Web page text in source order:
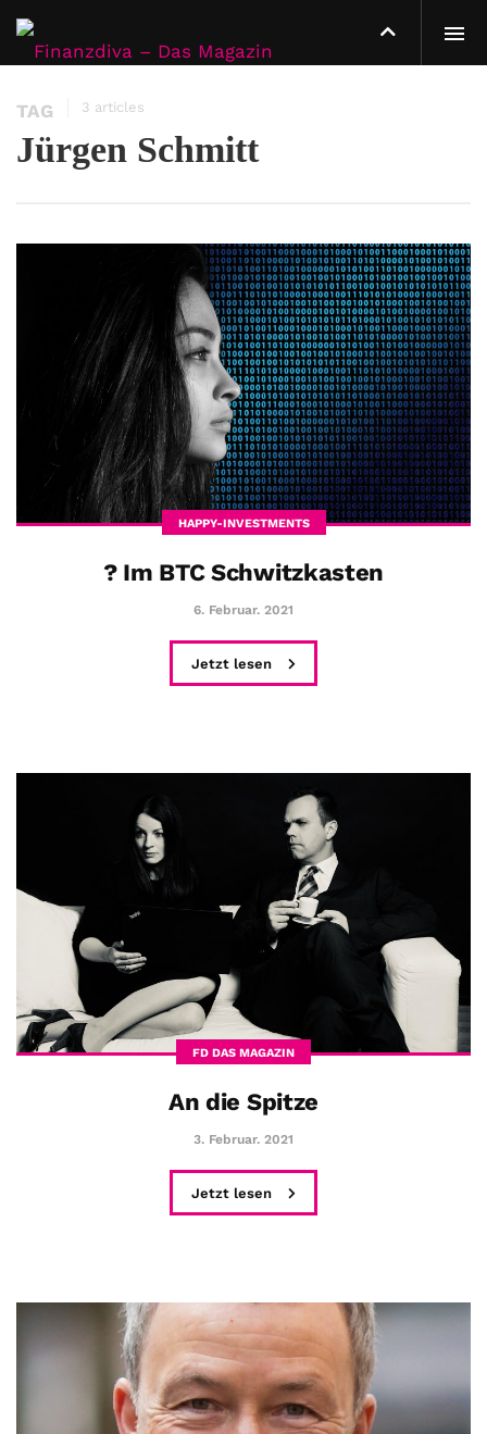
TAG 3 articles
Jürgen Schmitt
HAPPY-INVESTMENTS
? Im BTC Schwitzkasten
6. Februar. 2021
Jetzt lesen
FD DAS MAGAZIN
An die Spitze
3. Februar. 2021
Jetzt lesen